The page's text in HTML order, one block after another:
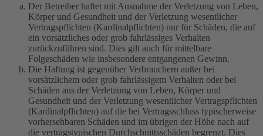
Der Betreiber haftet mit Ausnahme der Verletzung von Leben,
Körper und Gesundheit und der Verletzung wesentlicher
Vertragspflichten (Kardinalpflichten) nur für Schäden, die auf
ein vorsätzliches oder grob fahrlässiges Verhalten
zurückzuführen sind. Dies gilt auch für mittelbare
Folgeschäden wie insbesondere entgangenen Gewinn.
Die Haftung ist gegenüber Verbrauchern außer bei
vorsätzlichem oder grob fahrlässigem Verhalten oder bei
Schäden aus der Verletzung von Leben, Körper und
Gesundheit und der Verletzung wesentlicher Vertragspflichten
(Kardinalpflichten) auf die bei Vertragsschluss typischerweise
vorhersehbaren Schäden und im übrigen der Höhe nach auf
die vertragstypischen Durchschnittsschäden begrenzt. Dies